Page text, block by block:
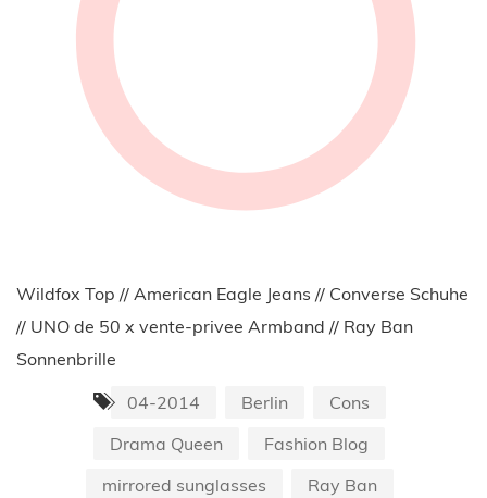
Wildfox Top // American Eagle Jeans // Converse Schuhe
// UNO de 50 x vente-privee Armband // Ray Ban
Sonnenbrille
04-2014
Berlin
Cons
Drama Queen
Fashion Blog
mirrored sunglasses
Ray Ban